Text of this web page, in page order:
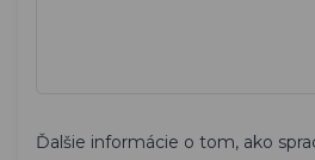
Ďalšie informácie o tom, ako